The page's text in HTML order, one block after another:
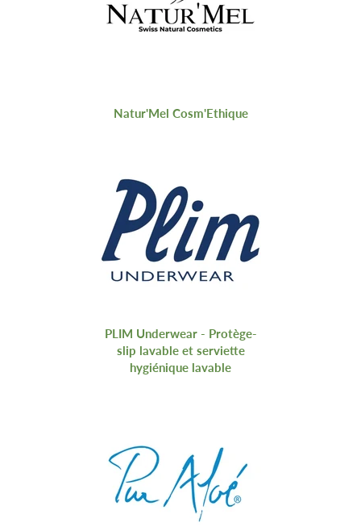
Natur'Mel Cosm'Ethique
PLIM Underwear - Protège-
slip lavable et serviette
hygiénique lavable